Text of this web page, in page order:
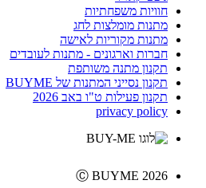
חוויות משפחתיות
מתנות מומלצות לחג
מתנות מקוריות לאישה
חברות וארגונים - מתנות לעובדים
תקנון מתנה משותפת
תקנון נסייני המתנות של BUYME
תקנון פעילות ט"ו באב 2026
privacy policy
Ⓒ BUYME 2026